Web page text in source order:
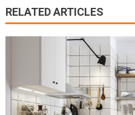
RELATED ARTICLES